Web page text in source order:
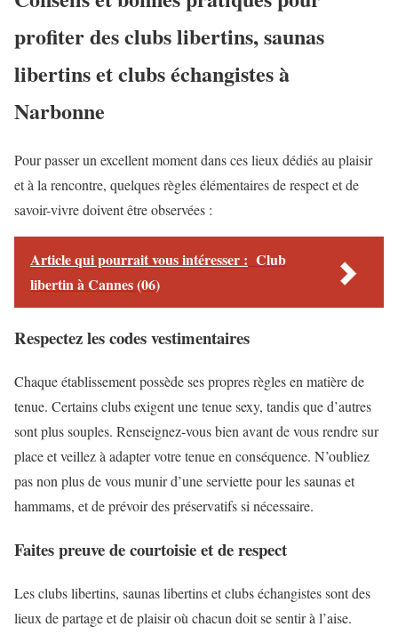
profiter des clubs libertins, saunas
libertins et clubs échangistes à
Narbonne
Pour passer un excellent moment dans ces lieux dédiés au plaisir
et à la rencontre, quelques règles élémentaires de respect et de
savoir-vivre doivent être observées :
Article qui pourrait vous intéresser : Club
libertin à Cannes (06)
Respectez les codes vestimentaires
Chaque établissement possède ses propres règles en matière de
tenue. Certains clubs exigent une tenue sexy, tandis que d’autres
sont plus souples. Renseignez-vous bien avant de vous rendre sur
place et veillez à adapter votre tenue en conséquence. N’oubliez
pas non plus de vous munir d’une serviette pour les saunas et
hammams, et de prévoir des préservatifs si nécessaire.
Faites preuve de courtoisie et de respect
Les clubs libertins, saunas libertins et clubs échangistes sont des
lieux de partage et de plaisir où chacun doit se sentir à l’aise.